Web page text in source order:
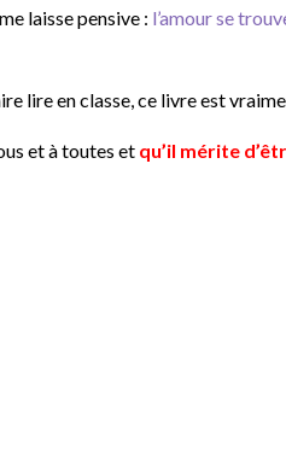
laisse pensive : l’amour se
lire en classe, ce livre est
et à toutes et qu’il mérite